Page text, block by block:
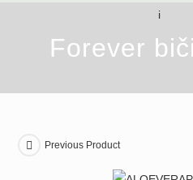
Forever
Previous Product